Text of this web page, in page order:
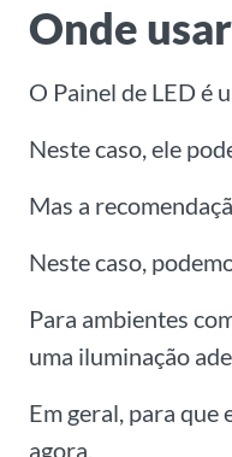
Onde
O Painel de LED é
Neste caso, ele
Mas a
Neste caso,
Para ambientes
uma iluminação
Em geral, para que
agora.